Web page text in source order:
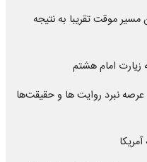
موقت تقریبا به نتیجه
زیارت امام هشتم
عرصه نبرد روایت ها و حقیقت‌ها